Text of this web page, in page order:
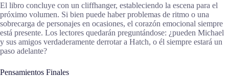
El libro concluye con un cliffhanger, estableciendo la escena para el
próximo volumen. Si bien puede haber problemas de ritmo o una
sobrecarga de personajes en ocasiones, el corazón emocional siempre
está presente. Los lectores quedarán preguntándose: ¿pueden Michael
y sus amigos verdaderamente derrotar a Hatch, o él siempre estará un
paso adelante?
Pensamientos Finales